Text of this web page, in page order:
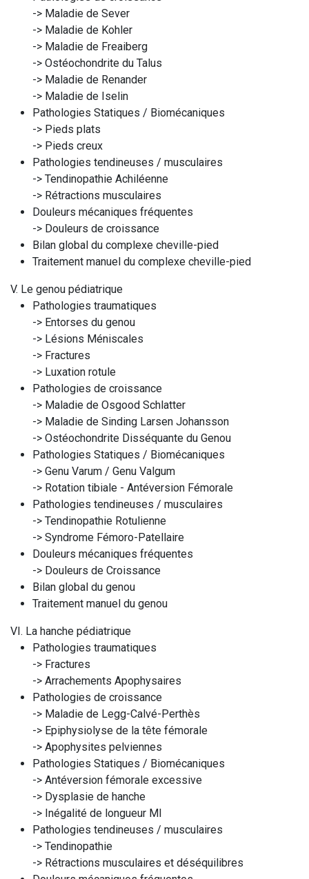
-> Maladie de Sever
-> Maladie de Kohler
-> Maladie de Freaiberg
-> Ostéochondrite du Talus
-> Maladie de Renander
-> Maladie de Iselin
Pathologies Statiques / Biomécaniques
-> Pieds plats
-> Pieds creux
Pathologies tendineuses / musculaires
-> Tendinopathie Achiléenne
-> Rétractions musculaires
Douleurs mécaniques fréquentes
-> Douleurs de croissance
Bilan global du complexe cheville-pied
Traitement manuel du complexe cheville-pied
V. Le genou pédiatrique
Pathologies traumatiques
-> Entorses du genou
-> Lésions Méniscales
-> Fractures
-> Luxation rotule
Pathologies de croissance
-> Maladie de Osgood Schlatter
-> Maladie de Sinding Larsen Johansson
-> Ostéochondrite Disséquante du Genou
Pathologies Statiques / Biomécaniques
-> Genu Varum / Genu Valgum
-> Rotation tibiale - Antéversion Fémorale
Pathologies tendineuses / musculaires
-> Tendinopathie Rotulienne
-> Syndrome Fémoro-Patellaire
Douleurs mécaniques fréquentes
-> Douleurs de Croissance
Bilan global du genou
Traitement manuel du genou
VI. La hanche pédiatrique
Pathologies traumatiques
-> Fractures
-> Arrachements Apophysaires
Pathologies de croissance
-> Maladie de Legg-Calvé-Perthès
-> Epiphysiolyse de la tête fémorale
-> Apophysites pelviennes
Pathologies Statiques / Biomécaniques
-> Antéversion fémorale excessive
-> Dysplasie de hanche
-> Inégalité de longueur MI
Pathologies tendineuses / musculaires
-> Tendinopathie
-> Rétractions musculaires et déséquilibres